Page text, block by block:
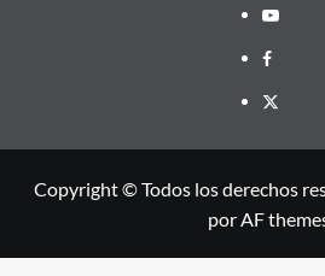
Youtube
Facebook
X
Copyright © Todos los derechos
por AF